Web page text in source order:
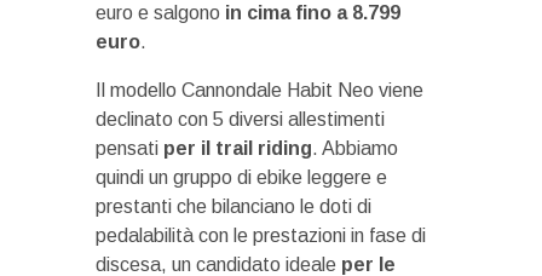
euro e salgono in cima fino a 8.799
euro.
Il modello Cannondale Habit Neo viene
declinato con 5 diversi allestimenti
pensati per il trail riding. Abbiamo
quindi un gruppo di ebike leggere e
prestanti che bilanciano le doti di
pedalabilità con le prestazioni in fase di
discesa, un candidato ideale per le